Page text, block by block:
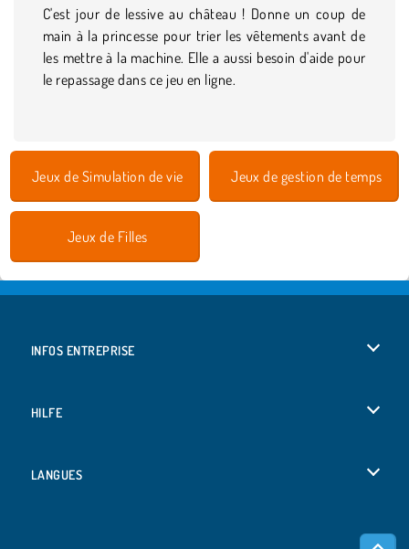
C'est jour de lessive au château ! Donne un coup de
main à la princesse pour trier les vêtements avant de
les mettre à la machine. Elle a aussi besoin d'aide pour
le repassage dans ce jeu en ligne.
Jeux de Simulation de vie Jeux de gestion de temps
Jeux de Filles
INFOS ENTREPRISE
HILFE
LANGUES